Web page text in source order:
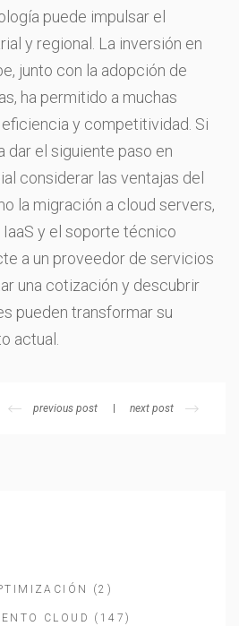
puede impulsar el
y regional. La inversión en
junto con la adopción de
ha permitido a muchas
y competitividad. Si
dar el siguiente paso en
considerar las ventajas del
la migración a cloud servers,
y el soporte técnico
a un proveedor de servicios
una cotización y descubrir
pueden transformar su
actual.
previous post next post
(2)
CLOUD (147)